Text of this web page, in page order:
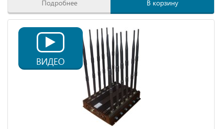
Подробнее В корзину
ВИДЕО